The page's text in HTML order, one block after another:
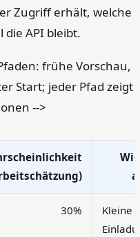
Zugriff erhält, welche
die API bleibt.
frühe Vorschau,
Start; jeder Pfad zeigt
-->
30%
Kleine